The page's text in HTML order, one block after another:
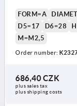
FORM=A
D5=17
D6=28
M=M2,5
Order number:
686,40 CZK
plus sales tax
plus shipping costs